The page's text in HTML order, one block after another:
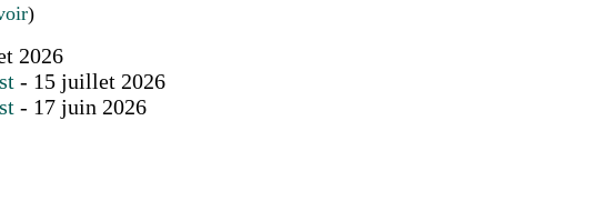
)
2026
- 15 juillet 2026
- 17 juin 2026